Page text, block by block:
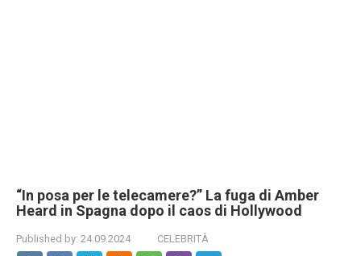
“In posa per le telecamere?” La fuga di Amber
Heard in Spagna dopo il caos di Hollywood
Published by: 24.09.2024 CELEBRITÀ